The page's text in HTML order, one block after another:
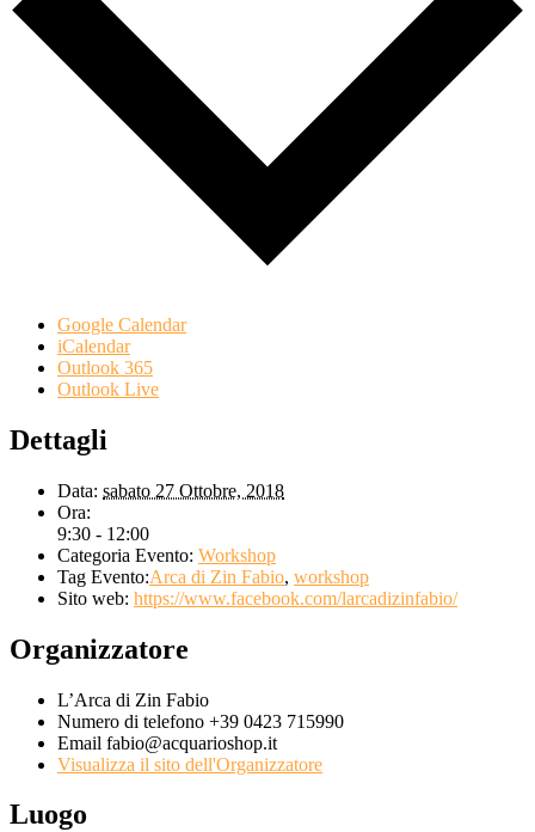
Google Calendar
iCalendar
Outlook 365
Outlook Live
Dettagli
Data: sabato 27 Ottobre, 2018
Ora:
9:30 - 12:00
Categoria Evento: Workshop
Tag Evento:Arca di Zin Fabio, workshop
Sito web: https://www.facebook.com/larcadizinfabio/
Organizzatore
L’Arca di Zin Fabio
Numero di telefono +39 0423 715990
Email fabio@acquarioshop.it
Visualizza il sito dell'Organizzatore
Luogo